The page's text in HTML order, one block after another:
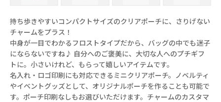
持ち歩きやすいコンパクトサイズのクリアポーチに、さりげない
チャームをプラス！
中身が一目でわかるフロストタイプだから、バッグの中でも迷子
にならないですね♪ 自分へのご褒美に、大切な人へのプチギフ
トに。小さいけれど、もらって嬉しいアイテムです。
名入れ・ロゴ印刷にも対応できるミニクリアポーチ。ノベルティ
やイベントグッズとして、オリジナルポーチを作ることも可能で
す。ポーチ印刷なしもお選びいただけます。チャームのカスタマ